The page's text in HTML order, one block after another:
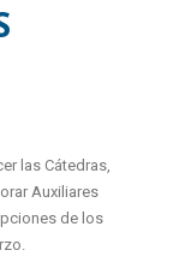
las Cátedras,
Auxiliares
de los